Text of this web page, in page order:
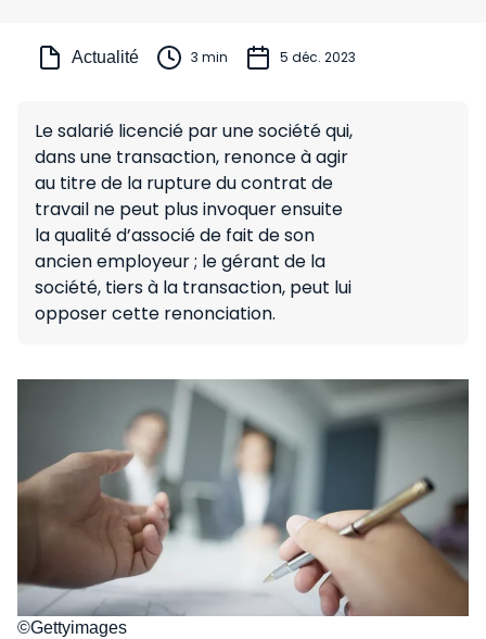
Actualité 3 min 5 déc. 2023
Le salarié licencié par une société qui,
dans une transaction, renonce à agir
au titre de la rupture du contrat de
travail ne peut plus invoquer ensuite
la qualité d’associé de fait de son
ancien employeur ; le gérant de la
société, tiers à la transaction, peut lui
opposer cette renonciation.
©Gettyimages